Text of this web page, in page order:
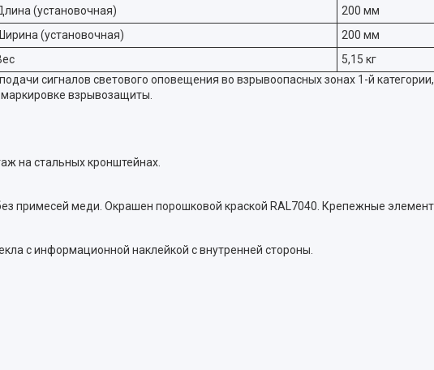
(установочная)
200 мм
(установочная)
200 мм
5,15 кг
сигналов светового оповещения во взрывоопасных зонах 1-й
взрывозащиты.
на стальных кронштейнах.
примесей меди. Окрашен порошковой краской RAL7040. Крепежные
с информационной наклейкой с внутренней стороны.